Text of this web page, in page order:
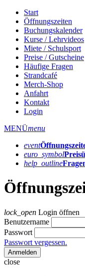
Start
Öffnungszeiten
Buchungskalender
Kurse / Lehrvideos
Miete / Schulsport
Preise / Gutscheine
Häufige Fragen
Strandcafé
Merch-Shop
Anfahrt
Kontakt
Login
MENÜmenu
event
euro_symbol
help_outline
lock_open Login öffnen
Benutzername
Passwort
Passwort vergessen.
Anmelden
close